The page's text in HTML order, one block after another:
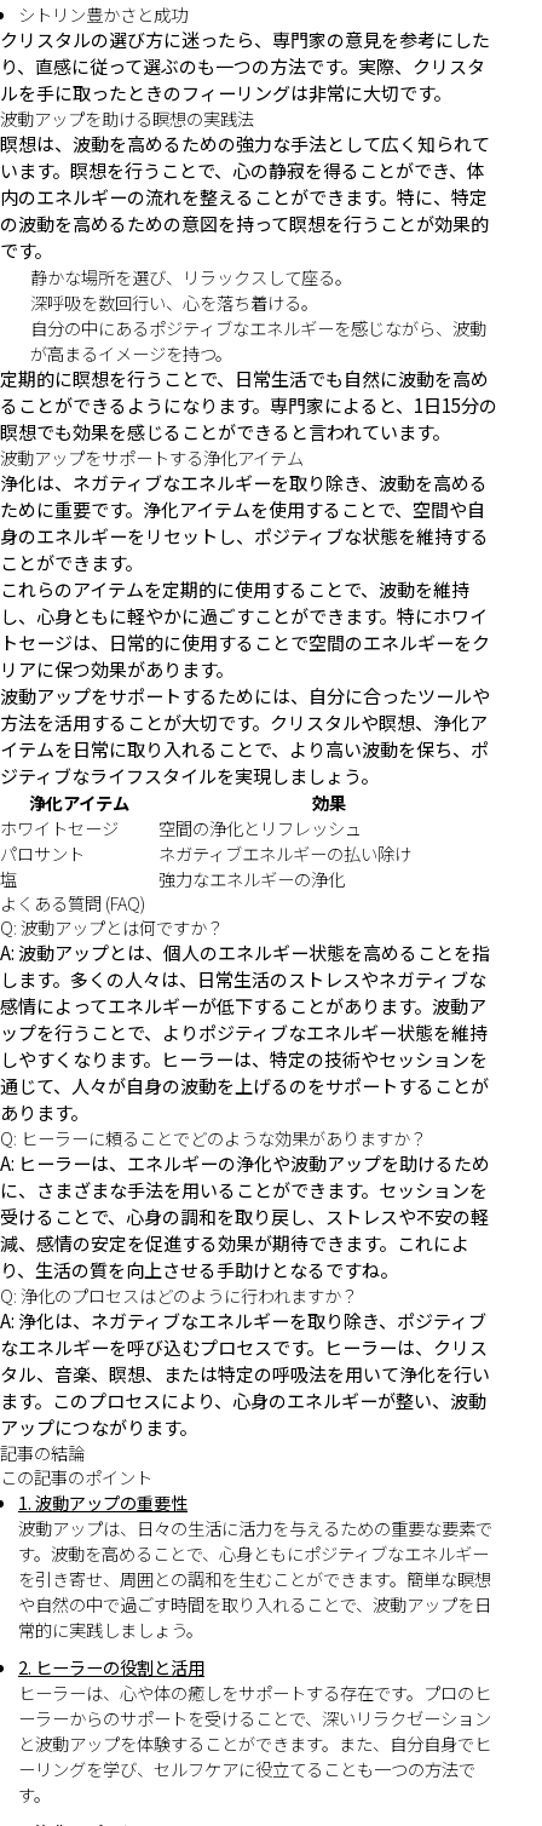
シトリン豊かさと成功
クリスタルの選び方に迷ったら、専門家の意見を参考にした
り、直感に従って選ぶのも一つの方法です。実際、クリスタ
ルを手に取ったときのフィーリングは非常に大切です。
波動アップを助ける瞑想の実践法
瞑想は、波動を高めるための強力な手法として広く知られて
います。瞑想を行うことで、心の静寂を得ることができ、体
内のエネルギーの流れを整えることができます。特に、特定
の波動を高めるための意図を持って瞑想を行うことが効果的
です。
静かな場所を選び、リラックスして座る。
深呼吸を数回行い、心を落ち着ける。
自分の中にあるポジティブなエネルギーを感じながら、波動
が高まるイメージを持つ。
定期的に瞑想を行うことで、日常生活でも自然に波動を高め
ることができるようになります。専門家によると、1日15分の
瞑想でも効果を感じることができると言われています。
波動アップをサポートする浄化アイテム
浄化は、ネガティブなエネルギーを取り除き、波動を高める
ために重要です。浄化アイテムを使用することで、空間や自
身のエネルギーをリセットし、ポジティブな状態を維持する
ことができます。
これらのアイテムを定期的に使用することで、波動を維持
し、心身ともに軽やかに過ごすことができます。特にホワイ
トセージは、日常的に使用することで空間のエネルギーをク
リアに保つ効果があります。
波動アップをサポートするためには、自分に合ったツールや
方法を活用することが大切です。クリスタルや瞑想、浄化ア
イテムを日常に取り入れることで、より高い波動を保ち、ポ
ジティブなライフスタイルを実現しましょう。
浄化アイテム
効果
ホワイトセージ
空間の浄化とリフレッシュ
パロサント
ネガティブエネルギーの払い除け
塩
強力なエネルギーの浄化
よくある質問 (FAQ)
Q: 波動アップとは何ですか？
A: 波動アップとは、個人のエネルギー状態を高めることを指
します。多くの人々は、日常生活のストレスやネガティブな
感情によってエネルギーが低下することがあります。波動ア
ップを行うことで、よりポジティブなエネルギー状態を維持
しやすくなります。ヒーラーは、特定の技術やセッションを
通じて、人々が自身の波動を上げるのをサポートすることが
あります。
Q: ヒーラーに頼ることでどのような効果がありますか？
A: ヒーラーは、エネルギーの浄化や波動アップを助けるため
に、さまざまな手法を用いることができます。セッションを
受けることで、心身の調和を取り戻し、ストレスや不安の軽
減、感情の安定を促進する効果が期待できます。これによ
り、生活の質を向上させる手助けとなるですね。
Q: 浄化のプロセスはどのように行われますか？
A: 浄化は、ネガティブなエネルギーを取り除き、ポジティブ
なエネルギーを呼び込むプロセスです。ヒーラーは、クリス
タル、音楽、瞑想、または特定の呼吸法を用いて浄化を行い
ます。このプロセスにより、心身のエネルギーが整い、波動
アップにつながります。
記事の結論
この記事のポイント
1. 波動アップの重要性
波動アップは、日々の生活に活力を与えるための重要な要素で
す。波動を高めることで、心身ともにポジティブなエネルギー
を引き寄せ、周囲との調和を生むことができます。簡単な瞑想
や自然の中で過ごす時間を取り入れることで、波動アップを日
常的に実践しましょう。
2. ヒーラーの役割と活用
ヒーラーは、心や体の癒しをサポートする存在です。プロのヒ
ーラーからのサポートを受けることで、深いリラクゼーション
と波動アップを体験することができます。また、自分自身でヒ
ーリングを学び、セルフケアに役立てることも一つの方法で
す。